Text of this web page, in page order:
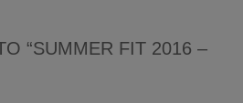
“SUMMER FIT 2016 –